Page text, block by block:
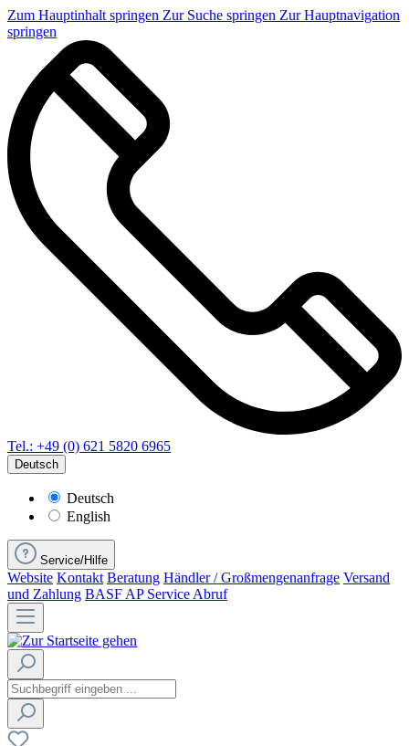
Zum Hauptinhalt springen Zur Suche springen Zur Hauptnavigation
springen
Tel.: +49 (0) 621 5820 6965
Deutsch
Deutsch
English
Service/Hilfe
Website Kontakt Beratung Händler / Großmengenanfrage Versand
und Zahlung BASF AP Service Abruf